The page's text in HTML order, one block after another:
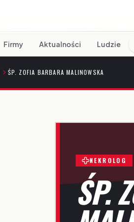
Firmy Aktualności Ludzie
ŚP. ZOFIA BARBARA MALINOWSKA
NEKROLOG
ŚP.